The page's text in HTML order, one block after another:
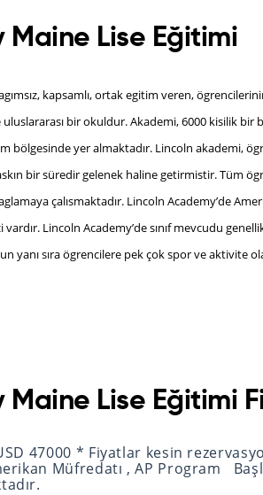
Lise Eğitimi
kapsamlı, ortak egitim veren,
bir okuldur. Akademi, 6000 kisilik bir
bölgesinde yer almaktadır. Lincoln akademi,
bir süredir gelenek haline getirmistir. Tüm
çalısmaktadır. Lincoln Academy’de
Lincoln Academy’de sınıf mevcudu
yanı sıra ögrencilere pek çok spor ve aktivite
Lise Eğitimi
USD 47000 * Fiyatlar kesin
Müfredatı , AP Program